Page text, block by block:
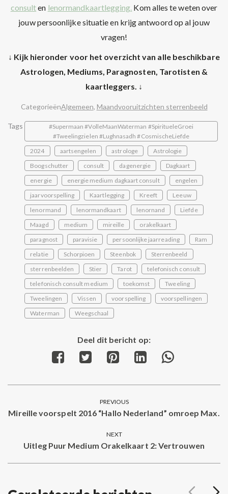
consulten lenormandkaartlegging. Kom alles te weten over
jouw persoonlijke situatie en krijg antwoord op al jouw
vragen!
↓ Kijk hieronder voor het overzicht van alle beschikbare
Astrologen, Mediums, Paragnosten, Tarotisten &
kaartleggers. ↓
CategorieënAlgemeen, Maandvooruitzichten sterrenbeeld
Tags
#Supermaan #VolleMaanWaterman #SpiritueleGroei
#Tweelingzielen #Lughnasadh #CosmischeLiefde
2024
aartsengelen astrologe
Astrologie
Boogschutter
consult dagenergie
Dagkaart
energie
energie medium dagkaart consult
engelen
jaarvoorspelling
Kaartlegging Kreeft
Leeuw
lenormand
lenormandkaart lenornand
Liefde
Maagd
medium mireille
orakelkaart
paragnost
paravisie persoonlijke jaarreading
Ram
relatie
Schorpioen Steenbok
Sterrenbeeld
sterrenbeelden
Stier Tarot
telefonisch consult
telefonisch consult medium
toekomst
Tweeling
Tweelingen
Vissen voorspelling
voorspellingen
Waterman
Weegschaal
Deel dit bericht op:
Share
Facebook
Share
Twitter
Share
Pinterest
Share
LinkedInWhatsApp
navigation
PREVIOUS
Previous
Mireille voorspelt 2016 “Hallo Nederland” omroep Max.
NEXT
Next
post:
Uitleg Puur Medium Orakelkaart 2: Vertrouwen